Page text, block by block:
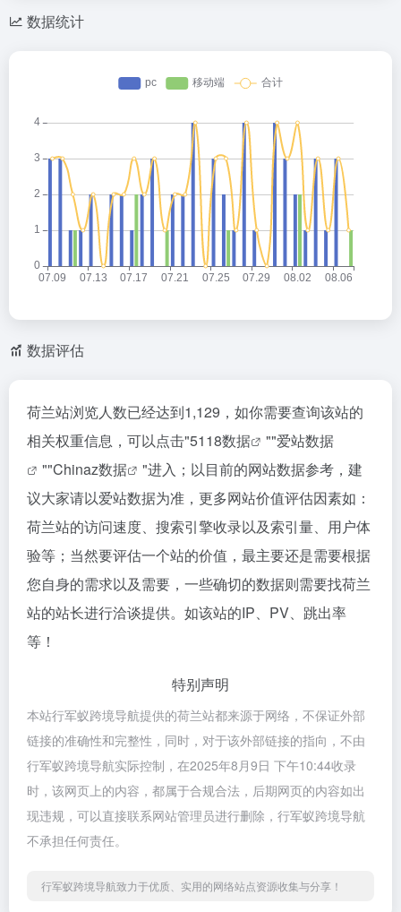
数据统计
数据评估
荷兰站浏览人数已经达到1,129，如你需要查询该站的
相关权重信息，可以点击"5118数据 ""爱站数据
""Chinaz数据
"进入；以目前的网站数据参考，建
议大家请以爱站数据为准，更多网站价值评估因素如：
荷兰站的访问速度、搜索引擎收录以及索引量、用户体
验等；当然要评估一个站的价值，最主要还是需要根据
您自身的需求以及需要，一些确切的数据则需要找荷兰
站的站长进行洽谈提供。如该站的IP、PV、跳出率
等！
特别声明
本站行军蚁跨境导航提供的荷兰站都来源于网络，不保证外部
链接的准确性和完整性，同时，对于该外部链接的指向，不由
行军蚁跨境导航实际控制，在2025年8月9日 下午10:44收录
时，该网页上的内容，都属于合规合法，后期网页的内容如出
现违规，可以直接联系网站管理员进行删除，行军蚁跨境导航
不承担任何责任。
行军蚁跨境导航致力于优质、实用的网络站点资源收集与分享！